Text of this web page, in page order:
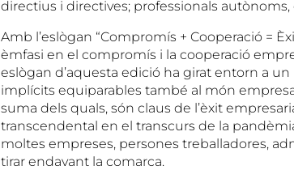
directius i directives; professionals autònoms,
Amb l’eslògan “Compromís + Cooperació =
èmfasi en el compromís i la cooperació
eslògan d’aquesta edició ha girat entorn a
implícits equiparables també al món
suma dels quals, són claus de l’èxit
transcendental en el transcurs de la
moltes empreses, persones treballadores,
tirar endavant la comarca.